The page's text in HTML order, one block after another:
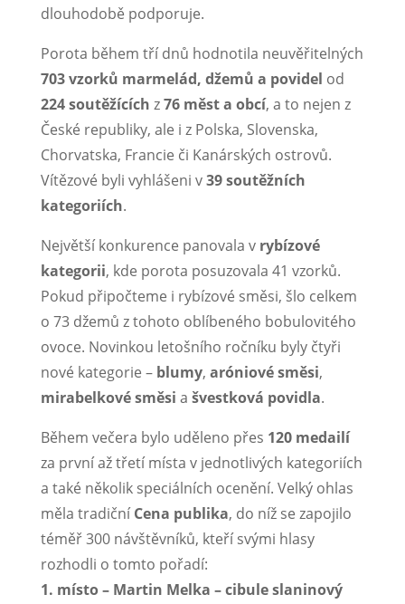
dlouhodobě podporuje.
Porota během tří dnů hodnotila neuvěřitelných
703 vzorků marmelád, džemů a povidel od
224 soutěžících z76 měst a obcí, a to nejen z
České republiky, ale i z Polska, Slovenska,
Chorvatska, Francie či Kanárských ostrovů.
Vítězové byli vyhlášeni v39 soutěžních
kategoriích.
Největší konkurence panovala v rybízové
kategorii, kde porota posuzovala 41 vzorků.
Pokud připočteme i rybízové směsi, šlo celkem
o 73 džemů z tohoto oblíbeného bobulovitého
ovoce. Novinkou letošního ročníku byly čtyři
nové kategorie – blumy, aróniové směsi,
mirabelkové směsi a švestková povidla.
Během večera bylo uděleno přes 120 medailí
za první až třetí místa v jednotlivých kategoriích
a také několik speciálních ocenění. Velký ohlas
měla tradičníCena publika, do níž se zapojilo
téměř 300 návštěvníků, kteří svými hlasy
rozhodli o tomto pořadí:
1. místo– Martin Melka – cibule slaninový